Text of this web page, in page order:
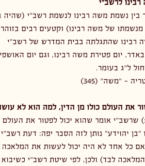
לרשב"י
בין נשמת משה רבינו לנשמת רשב"י (שהיה
של משה רבינו) וקטעים רבים
רבינו שהתגלתה בבית המדרש של רשב"י
יום פטירת משה רבינו, וגם יום
ל"ג בעומר.
- "משה" (345)
את העולם כולו מן הדין, למה הוא לא
שרשב"י אומר שהוא יכול לפטור את העולם
"בן יהוידע" נותן לזה הסבר יפה: דעת
כל אחד לא היה יכול לעשות את
לבד) ולכן, לפי שיטת רשב"י כשיבוא